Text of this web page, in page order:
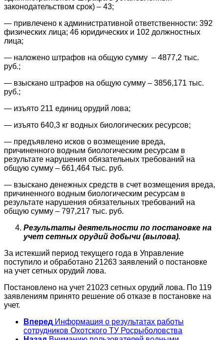
законодательством срок) – 43;
— привлечено к административной ответственности: 392
физических лица; 46 юридических и 102 должностных
лица;
— наложено штрафов на общую сумму – 4877,2 тыс.
руб.;
— взыскано штрафов на общую сумму – 3856,171 тыс.
руб.;
— изъято 211 единиц орудий лова;
— изъято 640,3 кг водных биологических ресурсов;
— предъявлено исков о возмещение вреда,
причиненного водным биологическим ресурсам в
результате нарушения обязательных требований на
общую сумму – 661,464 тыс. руб.
— взыскано денежных средств в счет возмещения вреда,
причиненного водным биологическим ресурсам в
результате нарушения обязательных требований на
общую сумму – 797,217 тыс. руб.
Результаты деятельности по постановке на
учет сетных орудий добычи (вылова).
За истекший период текущего года в Управление
поступило и обработано 21263 заявлений о постановке
на учет сетных орудий лова.
Постановлено на учет 21023 сетных орудий лова. По 119
заявлениям принято решение об отказе в постановке на
учет.
Вперед Информация о результатах работы
сотрудников Охотского ТУ Росрыболовства